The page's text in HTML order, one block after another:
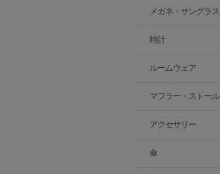
メガネ・サングラス
時計
ルームウェア
マフラー・ストール
アクセサリー
傘